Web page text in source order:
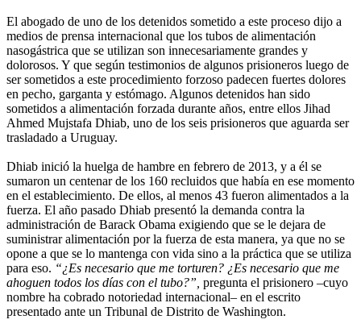
El abogado de uno de los detenidos sometido a este proceso dijo a
medios de prensa internacional que los tubos de alimentación
nasogástrica que se utilizan son innecesariamente grandes y
dolorosos. Y que según testimonios de algunos prisioneros luego de
ser sometidos a este procedimiento forzoso padecen fuertes dolores
en pecho, garganta y estómago. Algunos detenidos han sido
sometidos a alimentación forzada durante años, entre ellos Jihad
Ahmed Mujstafa Dhiab, uno de los seis prisioneros que aguarda ser
trasladado a Uruguay.
Dhiab inició la huelga de hambre en febrero de 2013, y a él se
sumaron un centenar de los 160 recluidos que había en ese momento
en el establecimiento. De ellos, al menos 43 fueron alimentados a la
fuerza. El año pasado Dhiab presentó la demanda contra la
administración de Barack Obama exigiendo que se le dejara de
suministrar alimentación por la fuerza de esta manera, ya que no se
opone a que se lo mantenga con vida sino a la práctica que se utiliza
para eso. “¿Es necesario que me torturen? ¿Es necesario que me
ahoguen todos los días con el tubo?”, pregunta el prisionero –cuyo
nombre ha cobrado notoriedad internacional– en el escrito
presentado ante un Tribunal de Distrito de Washington.